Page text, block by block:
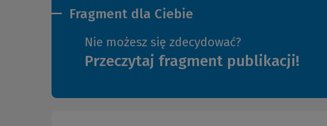
Fragment dla Ciebie
Nie możesz się zdecydować?
Przeczytaj fragment publikacji!